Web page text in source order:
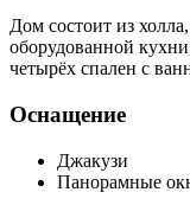
Дом состоит из
оборудованной
четырёх спален с
Оснащение
Джакузи
Панорамные